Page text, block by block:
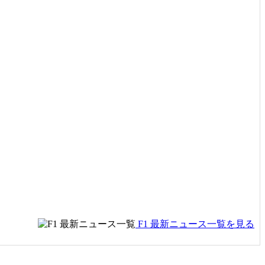
F1 最新ニュース一覧を見る